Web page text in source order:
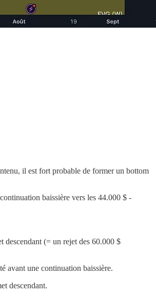
il est fort probable de former un bottom
baissière vers les 44.000 $ -
descendant (= un rejet des 60.000 $
avant une continuation baissière.
descendant.